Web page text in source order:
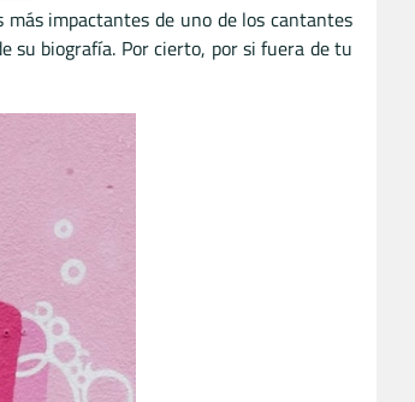
impactantes de uno de los cantantes
su biografía. Por cierto, por si fuera de tu